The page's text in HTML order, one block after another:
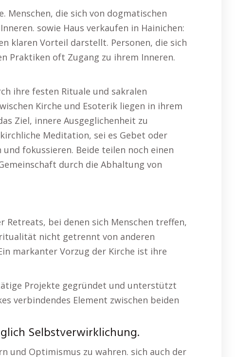
die sich von dogmatischen
sowie Haus verkaufen in Hainichen:
klaren Vorteil darstellt. Personen, die sich
Praktiken oft Zugang zu ihrem Inneren.
ihre festen Rituale und sakralen
Kirche und Esoterik liegen in ihrem
Ziel, innere Ausgeglichenheit zu
Meditation, sei es Gebet oder
fokussieren. Beide teilen noch einen
durch die Abhaltung von
Retreats, bei denen sich Menschen treffen,
nicht getrennt von anderen
markanter Vorzug der Kirche ist ihre
Projekte gegründet und unterstützt
verbindendes Element zwischen beiden
Selbstverwirklichung.
und Optimismus zu wahren. sich auch der